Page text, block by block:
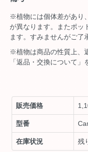
※植物には個体差があり
が異なります。またポッ
ます。すみませんがご了
※植物は商品の性質上、
「返品・交換について」
販売価格
型番
在庫状況 残